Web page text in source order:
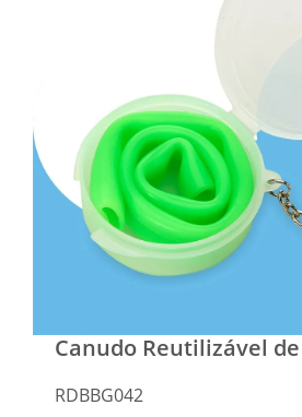
Canudo Reutilizável
RDBBG042